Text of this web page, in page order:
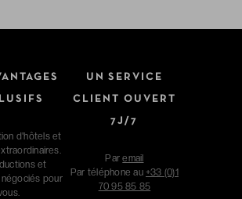
d'hôtels et
et
pour
UN SERVICE
CLIENT OUVERT
7J/7
Paremail
Par téléphone au +33 (0)1
70 95 85 85